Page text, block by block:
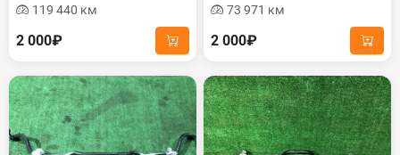
119 440 км
2 000₽
73 971 км
2 000₽